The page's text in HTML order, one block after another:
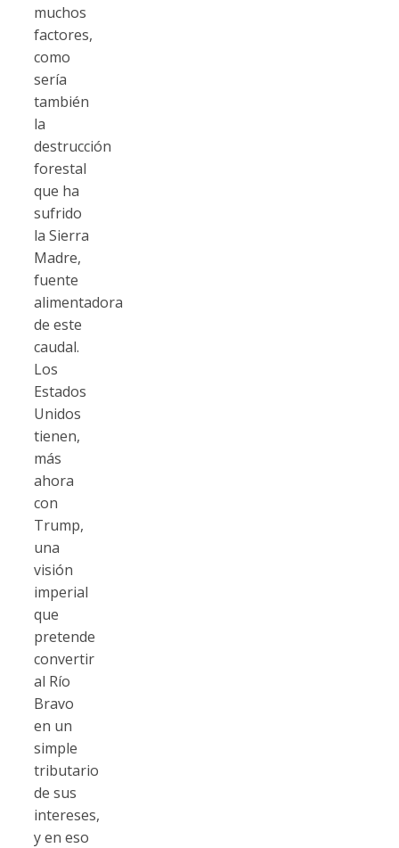
muchos
factores,
como
sería
también
la
destrucción
forestal
que ha
sufrido
la Sierra
Madre,
fuente
alimentadora
de este
caudal.
Los
Estados
Unidos
tienen,
más
ahora
con
Trump,
una
visión
imperial
que
pretende
convertir
al Río
Bravo
en un
simple
tributario
de sus
intereses,
y en eso